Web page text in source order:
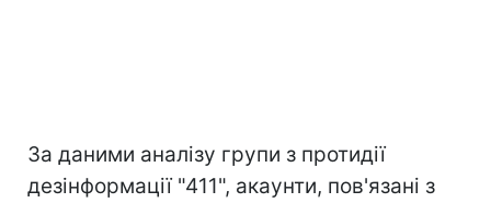
За даними аналізу групи з протидії
дезінформації "411", акаунти, пов'язані з